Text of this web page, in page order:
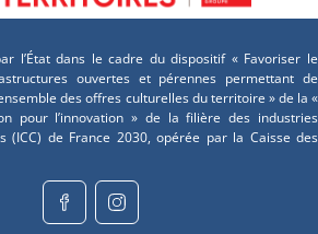
l’État dans le cadre du dispositif « Favoriser le
ouvertes et pérennes permettant de
des offres culturelles du territoire » de la «
pour l’innovation » de la filière des industries
(ICC) de France 2030, opérée par la Caisse des